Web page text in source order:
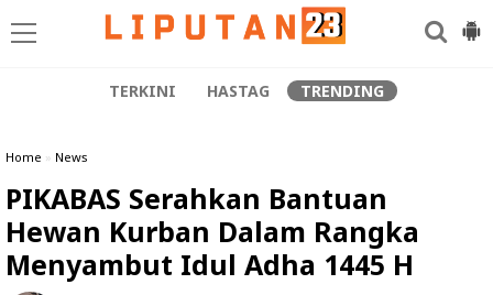
TERKINI HASTAG TRENDING
Home » News
PIKABAS Serahkan Bantuan
Hewan Kurban Dalam Rangka
Menyambut Idul Adha 1445 H